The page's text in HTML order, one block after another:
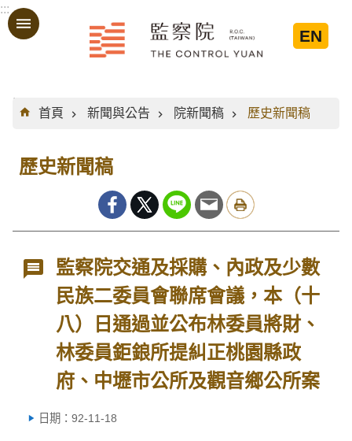
跳到主要內容區塊
:::
EN
:::
首頁
新聞與公告 院新聞稿 歷史新聞稿
歷史新聞稿
監察院交通及採購、內政及少數
民族二委員會聯席會議，本（十
八）日通過並公布林委員將財、
林委員鉅鋃所提糾正桃園縣政
府、中壢市公所及觀音鄉公所案
日期：92-11-18